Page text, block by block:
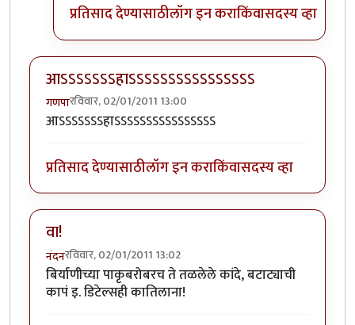
प्रतिसाद देण्यासाठीलॉग इन कराकिंवासदस्य व्हा
आऽऽऽऽऽऽऽहाऽऽऽऽऽऽऽऽऽऽऽऽऽऽऽऽ
गणपारविवार, 02/01/2011 13:00
आऽऽऽऽऽऽऽहाऽऽऽऽऽऽऽऽऽऽऽऽऽऽऽऽ
प्रतिसाद देण्यासाठीलॉग इन कराकिंवासदस्य व्हा
वा!
नंदनरविवार, 02/01/2011 13:02
बिर्याणीच्या पाकृबरोबरच ते तळलेले कांदे, बटाट्याची
कापं इ. डिटेल्सही कातिलाना!